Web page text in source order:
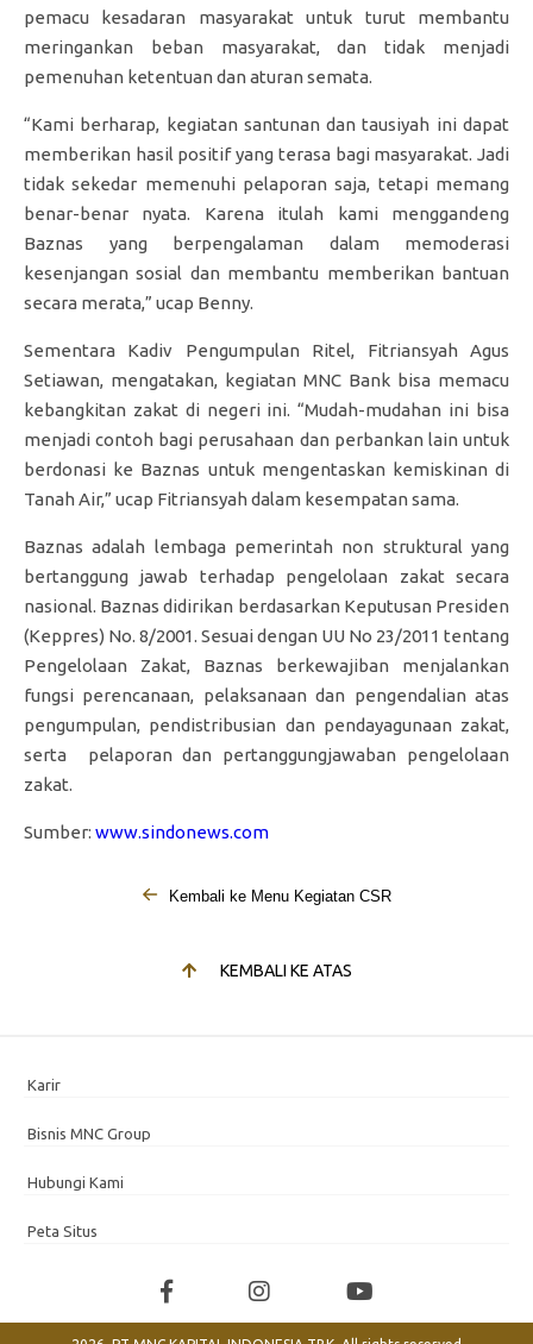
pemacu kesadaran masyarakat untuk turut membantu
meringankan beban masyarakat, dan tidak menjadi
pemenuhan ketentuan dan aturan semata.
“Kami berharap, kegiatan santunan dan tausiyah ini dapat
memberikan hasil positif yang terasa bagi masyarakat. Jadi
tidak sekedar memenuhi pelaporan saja, tetapi memang
benar-benar nyata. Karena itulah kami menggandeng
Baznas yang berpengalaman dalam memoderasi
kesenjangan sosial dan membantu memberikan bantuan
secara merata,” ucap Benny.
Sementara Kadiv Pengumpulan Ritel, Fitriansyah Agus
Setiawan, mengatakan, kegiatan MNC Bank bisa memacu
kebangkitan zakat di negeri ini. “Mudah-mudahan ini bisa
menjadi contoh bagi perusahaan dan perbankan lain untuk
berdonasi ke Baznas untuk mengentaskan kemiskinan di
Tanah Air,” ucap Fitriansyah dalam kesempatan sama.
Baznas adalah lembaga pemerintah non struktural yang
bertanggung jawab terhadap pengelolaan zakat secara
nasional. Baznas didirikan berdasarkan Keputusan Presiden
(Keppres) No. 8/2001. Sesuai dengan UU No 23/2011 tentang
Pengelolaan Zakat, Baznas berkewajiban menjalankan
fungsi perencanaan, pelaksanaan dan pengendalian atas
pengumpulan, pendistribusian dan pendayagunaan zakat,
serta pelaporan dan pertanggungjawaban pengelolaan
zakat.
Sumber: www.sindonews.com
Kembali ke Menu Kegiatan CSR
KEMBALI KE ATAS
Karir
Bisnis MNC Group
Hubungi Kami
Peta Situs